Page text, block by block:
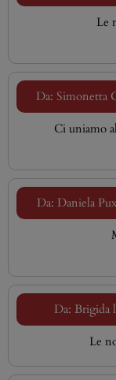
Le
Da: Simonetta
Ci uniamo
Da: Daniela
Da: Brigida
Le